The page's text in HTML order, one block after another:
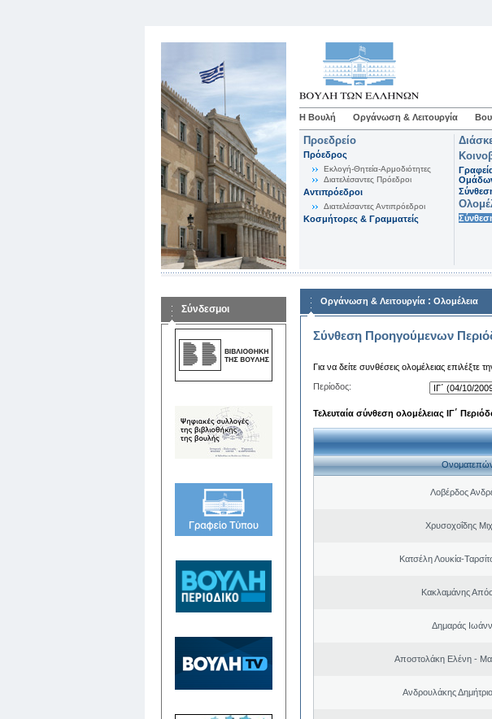
Η Βουλή Οργάνωση & Λειτουργία
Προεδρείο
Πρόεδρος
Εκλογή-Θητεία-Αρμοδιότητες
Διατελέσαντες Πρόεδροι
Αντιπρόεδροι
Διατελέσαντες Αντιπρόεδροι
Κοσμήτορες & Γραμματείς
Σύνδεσμοι
Οργάνωση & Λειτουργία : Ολομέλεια
Σύνθεση Προηγούμενων
Για να δείτε συνθέσεις ολομέλειας επιλέξτε
Περίοδος:
Τελευταία σύνθεση ολομέλειας ΙΓ΄
Λοβέρδος
Χρυσοχοΐδης
Κατσέλη Λουκία-
Κακλαμάνης
Δημαράς
Αποστολάκη Ελένη -
Ανδρουλάκης